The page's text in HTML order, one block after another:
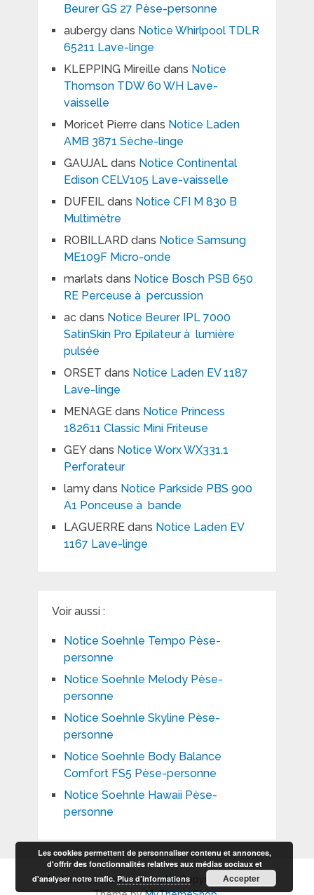
Beurer GS 27 Pèse-personne
aubergydans Notice Whirlpool TDLR
65211 Lave-linge
KLEPPING Mireille dans Notice
Thomson TDW 60 WH Lave-
vaisselle
Moricet Pierre dans Notice Laden
AMB 3871 Sèche-linge
GAUJALdans Notice Continental
Edison CELV105 Lave-vaisselle
DUFEILdans Notice CFI M 830 B
Multimètre
ROBILLARD dans Notice Samsung
ME109F Micro-onde
marlats dans Notice Bosch PSB 650
RE Perceuse à percussion
acdans Notice Beurer IPL 7000
SatinSkin Pro Epilateur à lumière
pulsée
ORSET dans Notice Laden EV 1187
Lave-linge
MENAGEdans Notice Princess
182611 Classic Mini Friteuse
GEYdans Notice Worx WX331.1
Perforateur
lamydans Notice Parkside PBS 900
A1 Ponceuse à bande
LAGUERREdans Notice Laden EV
1167 Lave-linge
Voir aussi :
Notice Soehnle Tempo Pèse-
personne
Notice Soehnle Melody Pèse-
personne
Notice Soehnle Skyline Pèse-
personne
Notice Soehnle Body Balance
Comfort FS5 Pèse-personne
Notice Soehnle Hawaii Pèse-
personne
Notices et modes d'emploiCopyright © 2026.
Les cookies permettent de personnaliser contenu et annonces,
d'offrir des fonctionnalités relatives aux médias sociaux et
d'analyser notre trafic.Plus d’informations Accepter